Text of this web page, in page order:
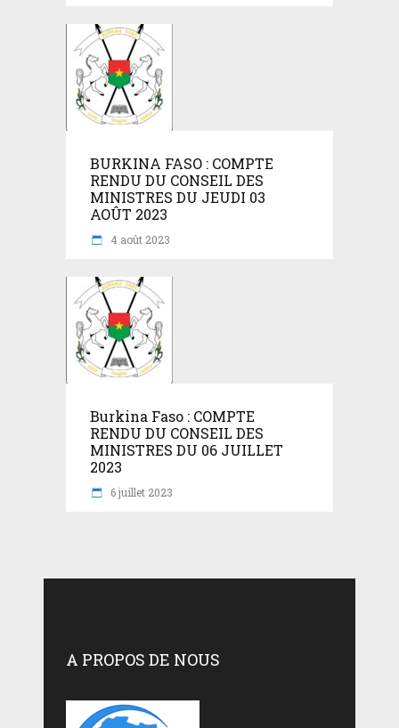
BURKINA FASO : COMPTE
RENDU DU CONSEIL DES
MINISTRES DU JEUDI 03
AOÛT 2023
4 août 2023
Burkina Faso : COMPTE
RENDU DU CONSEIL DES
MINISTRES DU 06 JUILLET
2023
6 juillet 2023
A PROPOS DE NOUS